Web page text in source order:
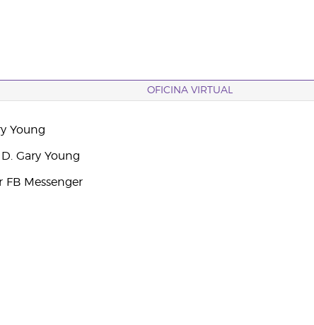
OFICINA VIRTUAL
Young
Gary Young
FB Messenger